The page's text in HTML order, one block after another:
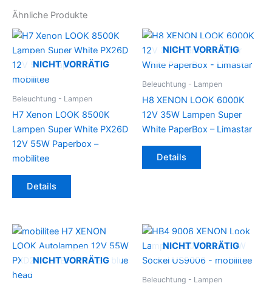
Ähnliche Produkte
NICHT VORRÄTIG
Beleuchtung - Lampen
H7 Xenon LOOK 8500K
Lampen Super White PX26D
12V 55W Paperbox –
mobilitee
Details
NICHT VORRÄTIG
Beleuchtung - Lampen
H8 XENON LOOK 6000K
12V 35W Lampen Super
White PaperBox – Limastar
Details
NICHT VORRÄTIG
NICHT VORRÄTIG
Beleuchtung - Lampen